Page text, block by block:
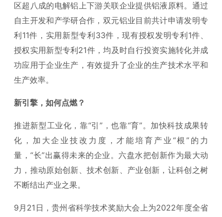
区超八成的电解铝上下游关联企业提供铝液原料。通过
自主开发和产学研合作，双元铝业目前共计申请发明专
利11件，实用新型专利33件，现有授权发明专利1件、
授权实用新型专利21件，均及时自行投资实施转化并成
功应用于企业生产，有效提升了企业的生产技术水平和
生产效率。
新引擎，如何点燃？
推进新型工业化，靠“引”，也靠“育”。加快科技成果转
化，加大企业技改力度，才能培育产业“根”的力
量，“长”出赢得未来的企业。六盘水把创新作为最大动
力，推动原始创新、技术创新、产业创新，让科创之树
不断结出产业之果。
9月21日，贵州省科学技术奖励大会上为2022年度全省